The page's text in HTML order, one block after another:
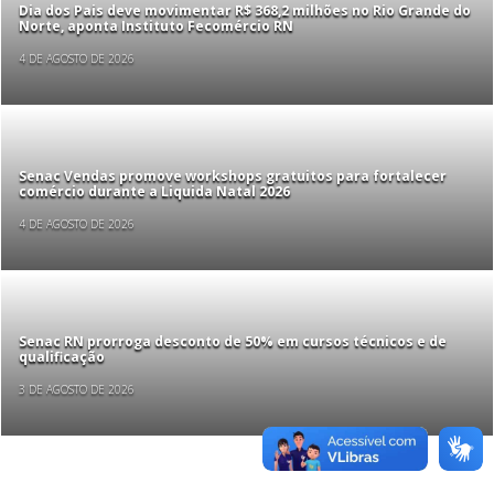
Dia dos Pais deve movimentar R$ 368,2 milhões no Rio Grande do
Norte, aponta Instituto Fecomércio RN
4 DE AGOSTO DE 2026
Senac Vendas promove workshops gratuitos para fortalecer
comércio durante a Liquida Natal 2026
4 DE AGOSTO DE 2026
Senac RN prorroga desconto de 50% em cursos técnicos e de
qualificação
3 DE AGOSTO DE 2026